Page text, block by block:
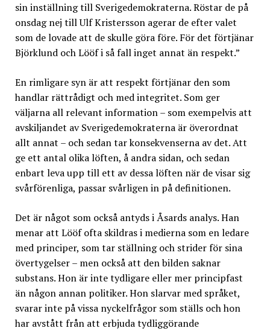
sin inställning till Sverigedemokraterna. Röstar de på
onsdag nej till Ulf Kristersson agerar de efter valet
som de lovade att de skulle göra före. För det förtjänar
Björklund och Lööf i så fall inget annat än respekt.”
En rimligare syn är att respekt förtjänar den som
handlar rättrådigt och med integritet. Som ger
väljarna all relevant information – som exempelvis att
avskiljandet av Sverigedemokraterna är överordnat
allt annat – och sedan tar konsekvenserna av det. Att
ge ett antal olika löften, å andra sidan, och sedan
enbart leva upp till ett av dessa löften när de visar sig
svårförenliga, passar svårligen in på definitionen.
Det är något som också antyds i Åsards analys. Han
menar att Lööf ofta skildras i medierna som en ledare
med principer, som tar ställning och strider för sina
övertygelser – men också att den bilden saknar
substans. Hon är inte tydligare eller mer principfast
än någon annan politiker. Hon slarvar med språket,
svarar inte på vissa nyckelfrågor som ställs och hon
har avstått från att erbjuda tydliggörande